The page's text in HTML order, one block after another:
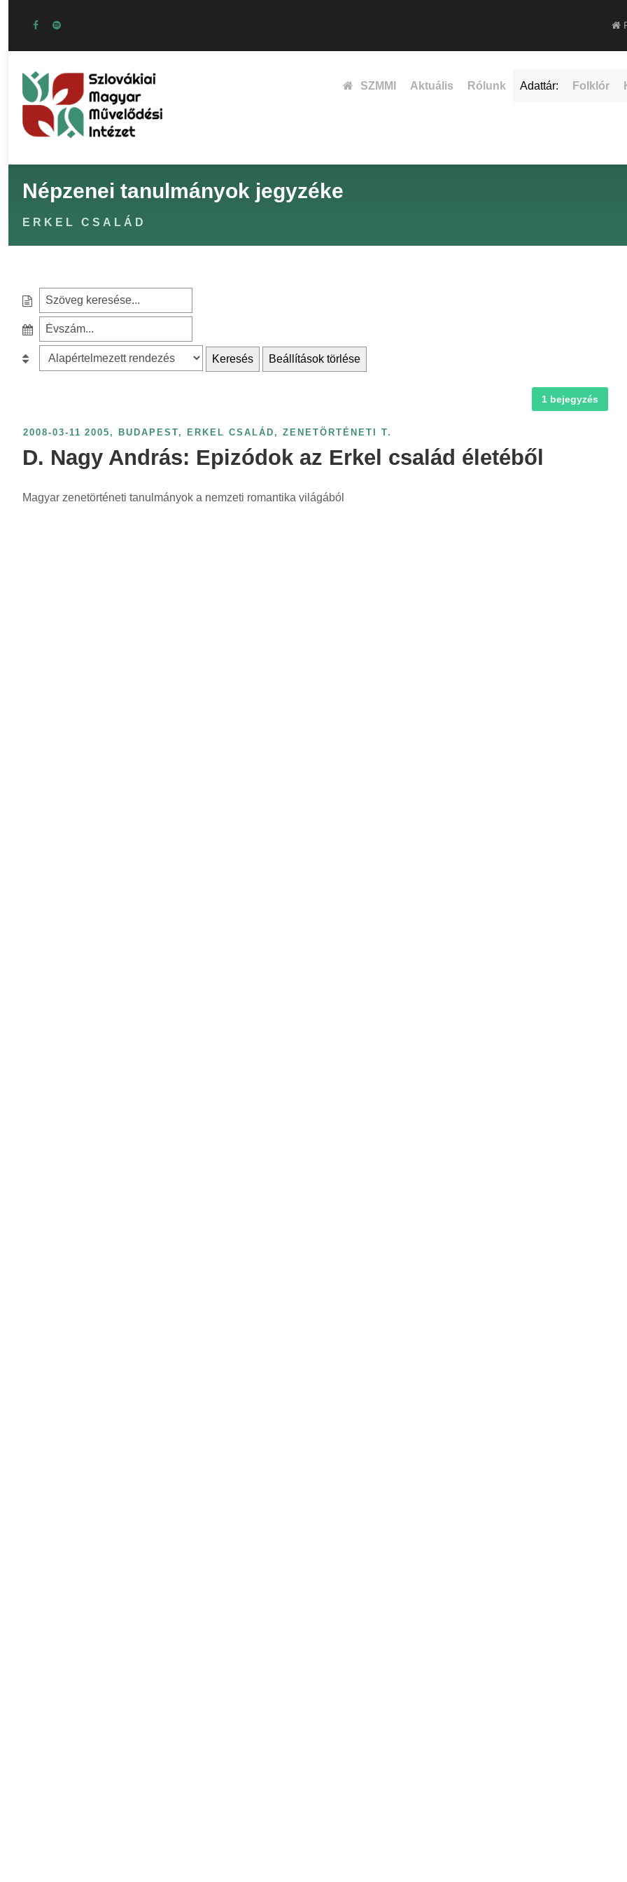
SZMMI Aktuális Rólunk Adattár: Folklór
Népzenei tanulmányok jegyzéke
ERKEL CSALÁD
e
c
o
:
z
é
z
e
r
l
s
Keresés Beállítások törlése
1 bejegyzés
2008-03-11 2005 , BUDAPEST, ERKEL CSALÁD , ZENETÖRTÉNETI T.
D. Nagy András: Epizódok az Erkel család életéből
Magyar zenetörténeti tanulmányok a nemzeti romantika világából